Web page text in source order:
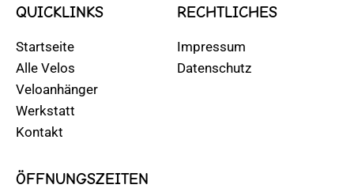
QUICKLINKS
Startseite
Alle Velos
Veloanhänger
Werkstatt
Kontakt
RECHTLICHES
Impressum
Datenschutz
ÖFFNUNGSZEITEN